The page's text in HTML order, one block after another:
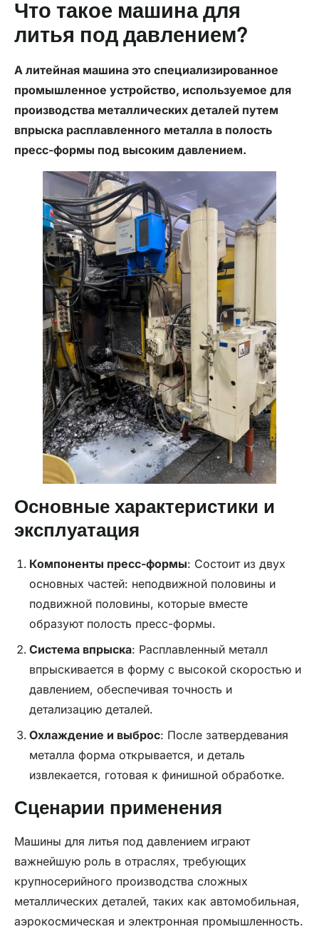
Что такое машина для
литья под давлением?
A литейная машина это специализированное
промышленное устройство, используемое для
производства металлических деталей путем
впрыска расплавленного металла в полость
пресс-формы под высоким давлением.
Основные характеристики и
эксплуатация
Компоненты пресс-формы: Состоит из двух
основных частей: неподвижной половины и
подвижной половины, которые вместе
образуют полость пресс-формы.
Система впрыска: Расплавленный металл
впрыскивается в форму с высокой скоростью и
давлением, обеспечивая точность и
детализацию деталей.
Охлаждение и выброс: После затвердевания
металла форма открывается, и деталь
извлекается, готовая к финишной обработке.
Сценарии применения
Машины для литья под давлением играют
важнейшую роль в отраслях, требующих
крупносерийного производства сложных
металлических деталей, таких как автомобильная,
аэрокосмическая и электронная промышленность.